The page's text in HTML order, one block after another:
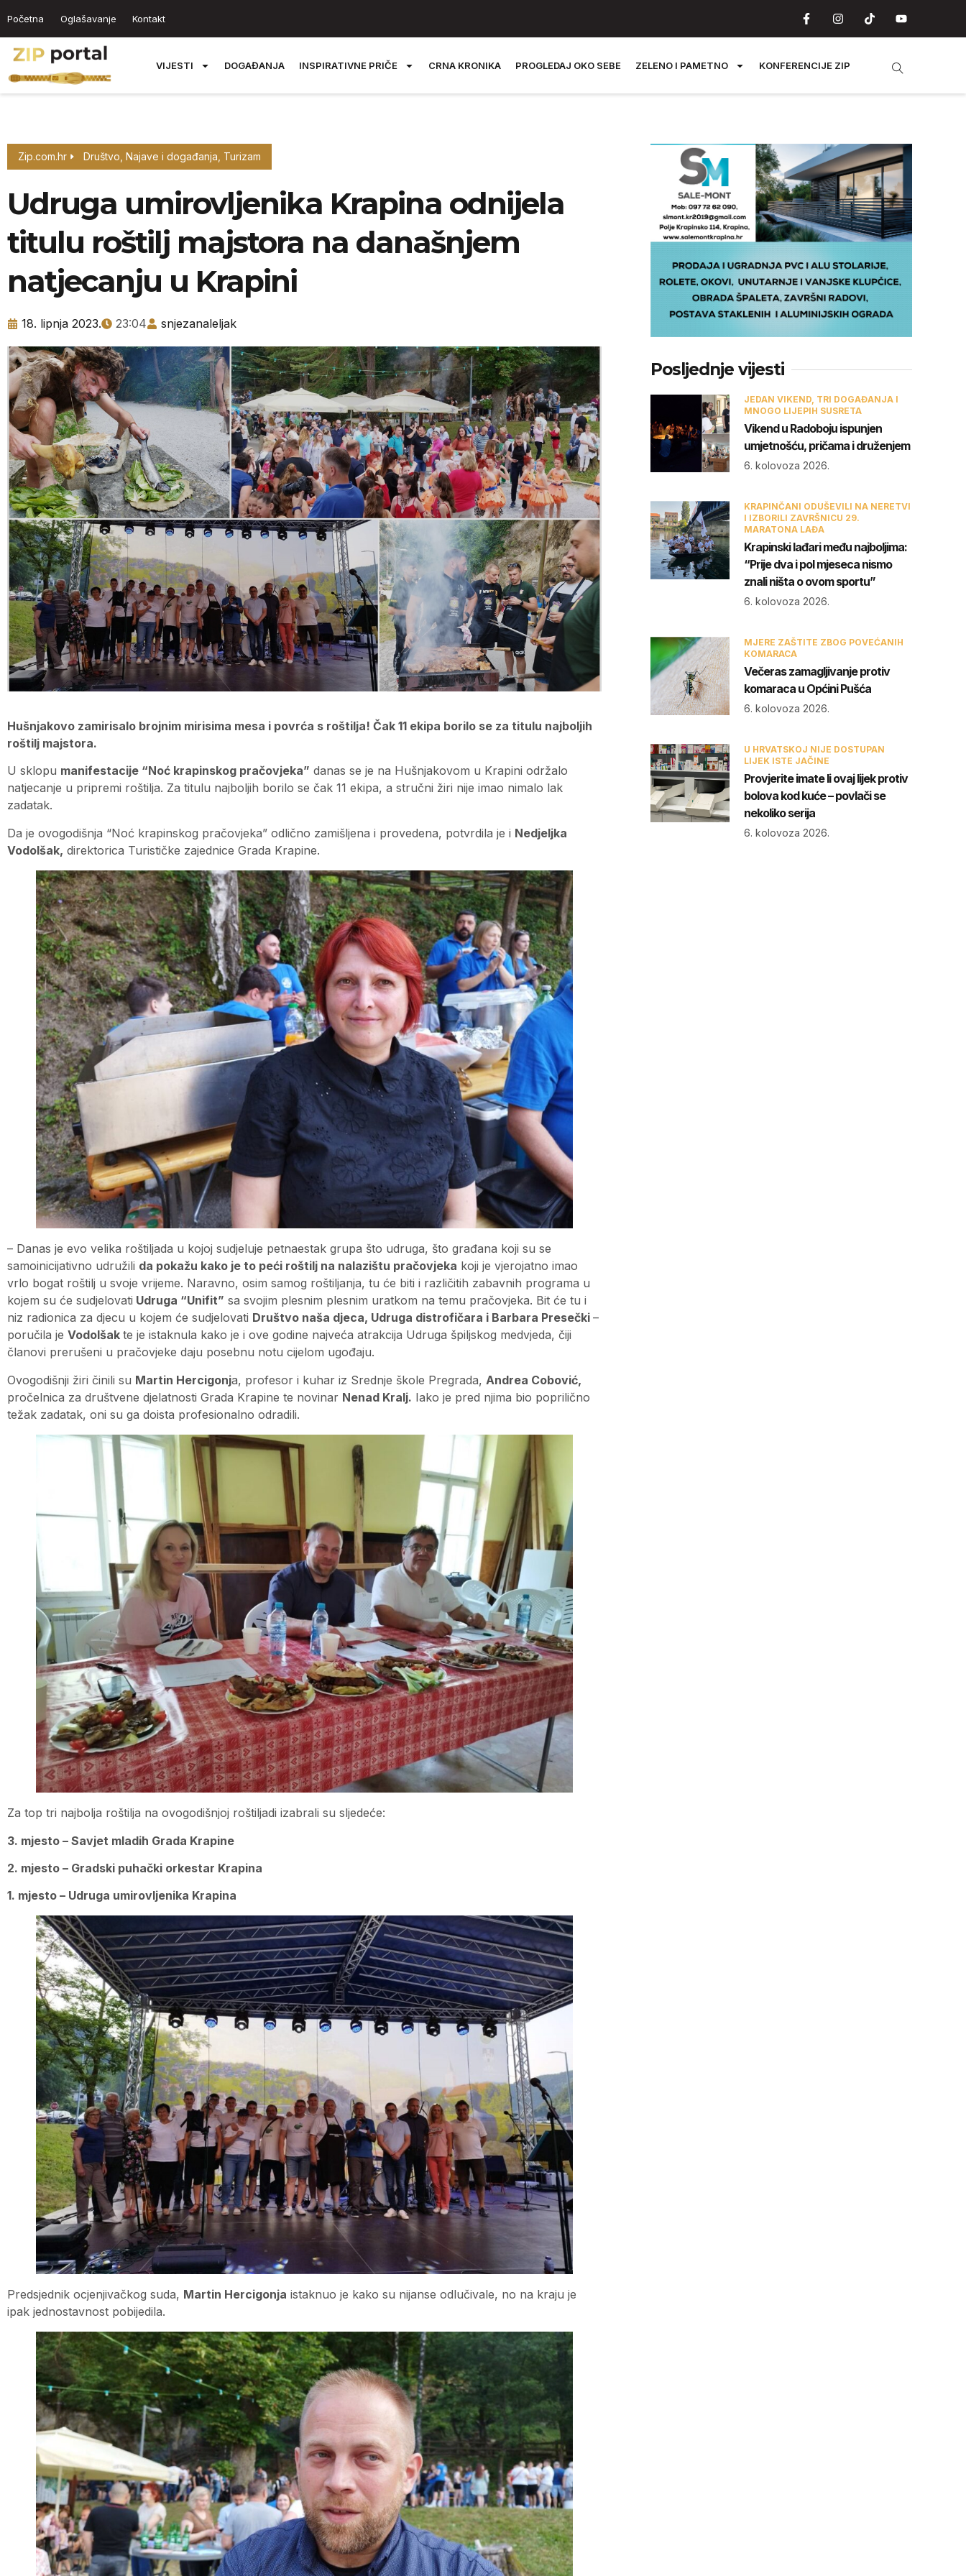
Početna Oglašavanje Kontakt
VIJESTI DOGAĐANJA INSPIRATIVNE PRIČE CRNA KRONIKA PROGLEDAJ OKO SEBE ZELENO I PAMETNO KONFERENCIJE ZIP
Zip.com.hr Društvo Najave i događanja Turizam
Udruga umirovljenika Krapina odnijela
titulu roštilj majstora na današnjem
natjecanju u Krapini
18. lipnja 2023. 23:04 snjezanaleljak
Hušnjakovo zamirisalo brojnim mirisima mesa i povrća s roštilja! Čak 11 ekipa borilo se za titulu najboljih
roštilj majstora.
U sklopu manifestacije “Noć krapinskog pračovjeka” danas se je na Hušnjakovom u Krapini održalo
natjecanje u pripremi roštilja. Za titulu najboljih borilo se čak 11 ekipa, a stručni žiri nije imao nimalo lak
zadatak.
Da je ovogodišnja “Noć krapinskog pračovjeka” odlično zamišljena i provedena, potvrdila je i Nedjeljka
Vodolšak, direktorica Turističke zajednice Grada Krapine.
– Danas je evo velika roštiljada u kojoj sudjeluje petnaestak grupa što udruga, što građana koji su se
samoinicijativno udružili da pokažu kako je to peći roštilj na nalazištu pračovjeka koji je vjerojatno imao
vrlo bogat roštilj u svoje vrijeme. Naravno, osim samog roštiljanja, tu će biti i različitih zabavnih programa u
kojem su će sudjelovati Udruga “Unifit” sa svojim plesnim plesnim uratkom na temu pračovjeka. Bit će tu i
niz radionica za djecu u kojem će sudjelovati Društvo naša djeca, Udruga distrofičara i Barbara Presečki –
poručila je Vodolšak te je istaknula kako je i ove godine najveća atrakcija Udruga špiljskog medvjeda, čiji
članovi prerušeni u pračovjeke daju posebnu notu cijelom ugođaju.
Ovogodišnji žiri činili su Martin Hercigonja, profesor i kuhar iz Srednje škole Pregrada, Andrea Cobović,
pročelnica za društvene djelatnosti Grada Krapine te novinar Nenad Kralj. Iako je pred njima bio poprilično
težak zadatak, oni su ga doista profesionalno odradili.
Za top tri najbolja roštilja na ovogodišnjoj roštiljadi izabrali su sljedeće:
3. mjesto – Savjet mladih Grada Krapine
2. mjesto – Gradski puhački orkestar Krapina
1. mjesto – Udruga umirovljenika Krapina
Predsjednik ocjenjivačkog suda, Martin Hercigonja istaknuo je kako su nijanse odlučivale, no na kraju je
ipak jednostavnost pobijedila.
Posljednje vijesti
JEDAN VIKEND, TRI DOGAĐANJA I
MNOGO LIJEPIH SUSRETA
Vikend u Radoboju ispunjen
umjetnošću, pričama i druženjem
6. kolovoza 2026.
KRAPINČANI ODUŠEVILI NA NERETVI
I IZBORILI ZAVRŠNICU 29.
MARATONA LAĐA
Krapinski lađari među najboljima:
“Prije dva i pol mjeseca nismo
znali ništa o ovom sportu”
6. kolovoza 2026.
MJERE ZAŠTITE ZBOG POVEĆANIH
KOMARACA
Večeras zamagljivanje protiv
komaraca u Općini Pušća
6. kolovoza 2026.
U HRVATSKOJ NIJE DOSTUPAN
LIJEK ISTE JAČINE
Provjerite imate li ovaj lijek protiv
bolova kod kuće – povlači se
nekoliko serija
6. kolovoza 2026.